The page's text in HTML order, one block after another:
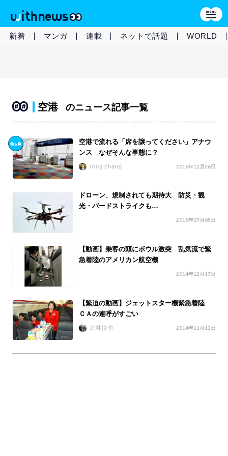
新着 マンガ 連載 ネットで話題 WORLD
空港 のニュース記事一覧
空港で流れる「席を譲ってください」アナウ
ンス なぜそんな事態に？
rong zhang 2016年12月26日
ドローン、規制されても期待大 防災・観
光・バードストライクも…
2015年07月05日
【動画】乗客の頭にボウル激突 乱気流で緊
急着陸のアメリカン航空機
2014年12月17日
【緊迫の動画】ジェットスター機緊急着陸
ＣＡの連呼がすごい
北林慎也 2014年11月12日